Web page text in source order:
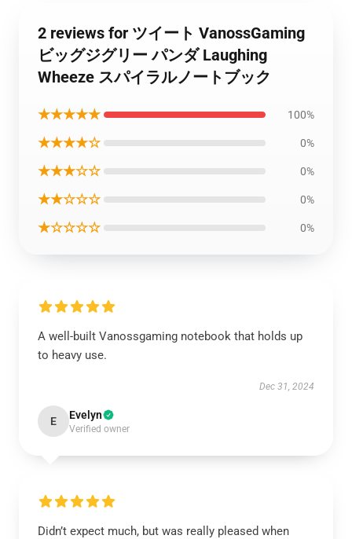
2 reviews for ツイート VanossGaming
ビッグジグリー パンダ Laughing
Wheeze スパイラルノートブック
★★★★★ 100%
★★★★☆ 0%
★★★☆☆ 0%
★★☆☆☆ 0%
★☆☆☆☆ 0%
A well-built Vanossgaming notebook that holds up
to heavy use.
Dec 31, 2024
E Evelyn
Verified owner
Didn’t expect much, but was really pleased when